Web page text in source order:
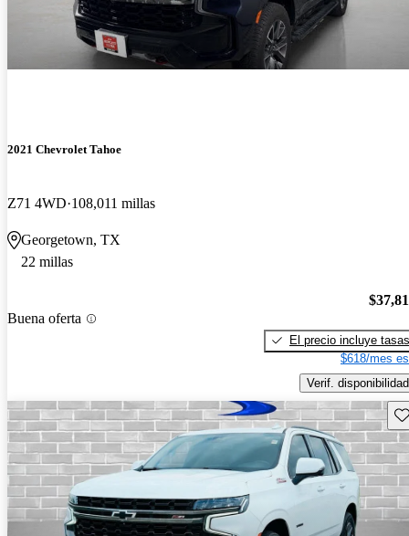
2021 Chevrolet Tahoe
Z71 4WD 108,011 millas
Georgetown, TX
22 millas
Buena oferta
El precio incluye tasas
$618/mes
Verif. disponibilidad